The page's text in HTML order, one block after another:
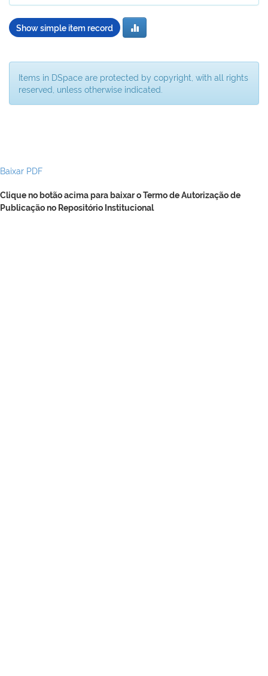
Show simple item record
Items in DSpace are protected by copyright, with all rights
reserved, unless otherwise indicated.
Baixar PDF
Clique no botão acima para baixar o Termo de Autorização de
Publicação no Repositório Institucional